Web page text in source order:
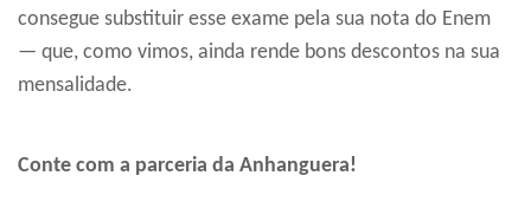
consegue substituir esse exame pela sua nota do Enem
— que, como vimos, ainda rende bons descontos na sua
mensalidade.
Conte com a parceria da Anhanguera!